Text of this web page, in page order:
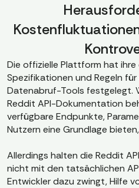
Die offizielle Plattform hat
Spezifikationen und Regeln
Datenabruf-Tools festgelegt.
Reddit API-Dokumentation
verfügbare Endpunkte,
Nutzern eine Grundlage
Allerdings halten die Reddit
nicht mit den tatsächlichen
Entwickler dazu zwingt, Hilfe